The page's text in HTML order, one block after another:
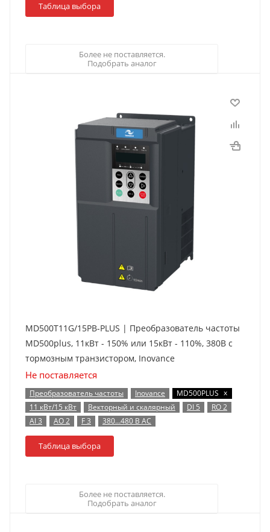
Таблица выбора
Более не поставляется.
Подобрать аналог
MD500T11G/15PB-PLUS | Преобразователь частоты
MD500plus, 11кВт - 150% или 15кВт - 110%, 380В с
тормозным транзистором, Inovance
Не поставляется
Преобразователь частоты Inovance MD500PLUS x
11 кВт/15 кВт
Векторный и скалярный DI 5
RO 2
AI 3
AO 2 F 3 380…480 В AC
Таблица выбора
Более не поставляется.
Подобрать аналог